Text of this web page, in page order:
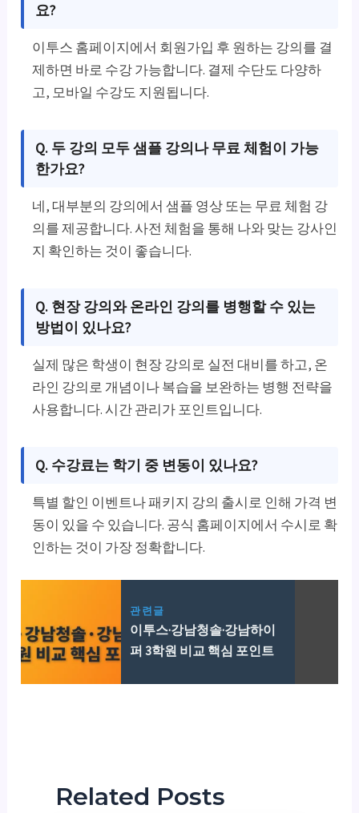
요?
이투스 홈페이지에서 회원가입 후 원하는 강의를 결
제하면 바로 수강 가능합니다. 결제 수단도 다양하
고, 모바일 수강도 지원됩니다.
Q. 두 강의 모두 샘플 강의나 무료 체험이 가능
한가요?
네, 대부분의 강의에서 샘플 영상 또는 무료 체험 강
의를 제공합니다. 사전 체험을 통해 나와 맞는 강사인
지 확인하는 것이 좋습니다.
Q. 현장 강의와 온라인 강의를 병행할 수 있는
방법이 있나요?
실제 많은 학생이 현장 강의로 실전 대비를 하고, 온
라인 강의로 개념이나 복습을 보완하는 병행 전략을
사용합니다. 시간 관리가 포인트입니다.
Q. 수강료는 학기 중 변동이 있나요?
특별 할인 이벤트나 패키지 강의 출시로 인해 가격 변
동이 있을 수 있습니다. 공식 홈페이지에서 수시로 확
인하는 것이 가장 정확합니다.
관련글
이투스·강남청솔·강남하이
퍼 3학원 비교 핵심 포인트
Related Posts